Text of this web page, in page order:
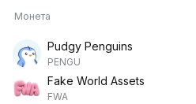
Монета
Pudgy Penguins
PENGU
Fake World Assets
FWA